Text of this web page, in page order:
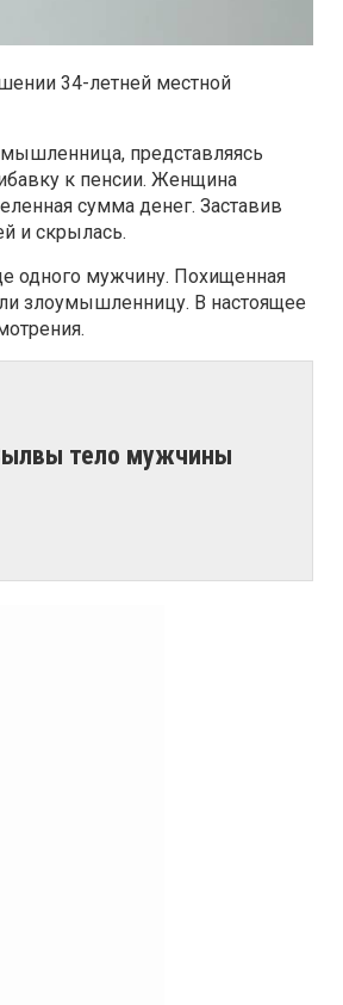
34-летней местной
представляясь
к пенсии. Женщина
сумма денег. Заставив
и скрылась.
одного мужчину. Похищенная
злоумышленницу. В настоящее
тело мужчины